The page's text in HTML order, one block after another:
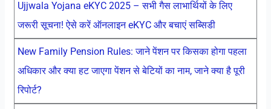
Ujjwala Yojana eKYC 2025 – सभी गैस लाभार्थियों के लिए
जरूरी सूचना! ऐसे करें ऑनलाइन eKYC और बचाएं सब्सिडी
New Family Pension Rules: जाने पेंशन पर किसका होगा पहला
अधिकार और क्या हट जाएगा पेंशन से बेटियों का नाम, जाने क्या है पूरी
रिपोर्ट?